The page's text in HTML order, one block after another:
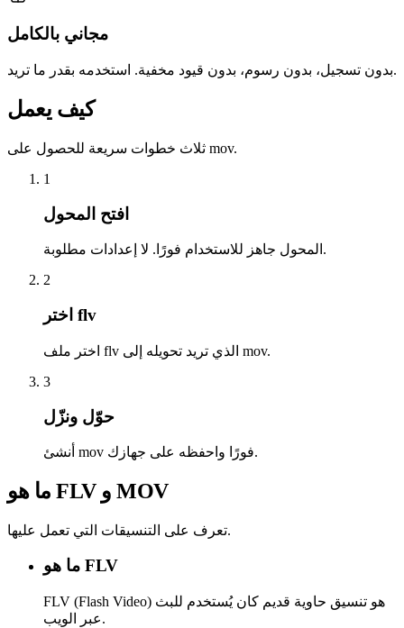
مجاني بالكامل
بدون تسجيل، بدون رسوم، بدون قيود مخفية. استخدمه بقدر ما تريد.
كيف يعمل
ثلاث خطوات سريعة للحصول على mov.
1
افتح المحول
المحول جاهز للاستخدام فورًا. لا إعدادات مطلوبة.
2
اختر flv
اختر ملف flv الذي تريد تحويله إلى mov.
3
حوّل ونزّل
أنشئ mov فورًا واحفظه على جهازك.
ما هو FLV و MOV
تعرف على التنسيقات التي تعمل عليها.
ما هو FLV
FLV (Flash Video) هو تنسيق حاوية قديم كان يُستخدم للبث
عبر الويب.